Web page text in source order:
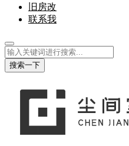
旧房改
联系我
搜索一下